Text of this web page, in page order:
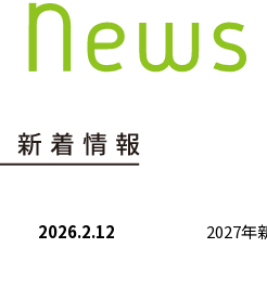
2026.2.12 2027年